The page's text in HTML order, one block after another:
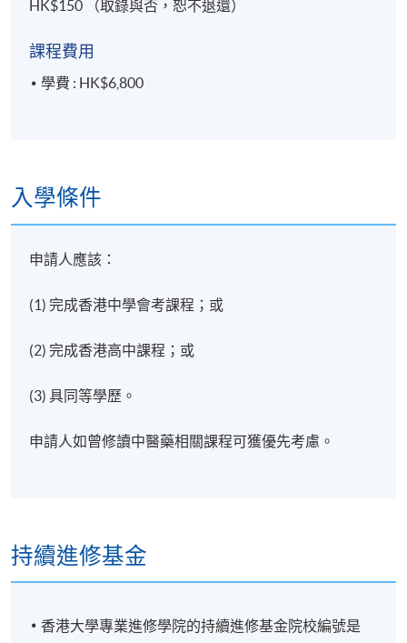
HK$150 （取錄與否，恕不退還）
課程費用
學費 : HK$6,800
入學條件
申請人應該：
(1) 完成香港中學會考課程；或
(2) 完成香港高中課程；或
(3) 具同等學歷。
申請人如曾修讀中醫藥相關課程可獲優先考慮。
持續進修基金
香港大學專業進修學院的持續進修基金院校編號是